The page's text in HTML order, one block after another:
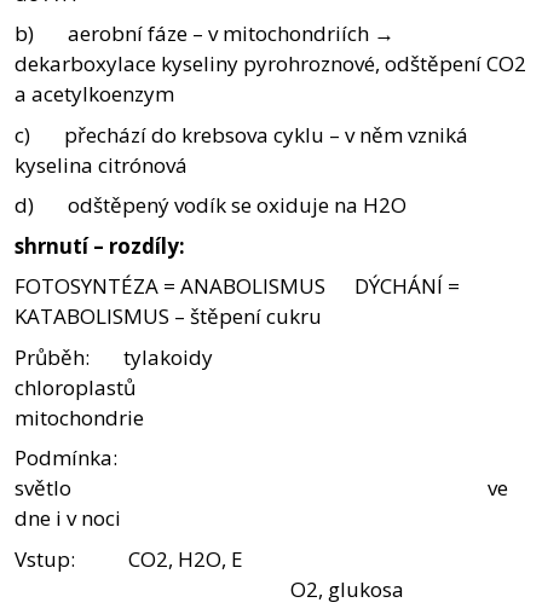
b) aerobní fáze – v mitochondriích →
dekarboxylace kyseliny pyrohroznové, odštěpení CO2
a acetylkoenzym
c) přechází do krebsova cyklu – v něm vzniká
kyselina citrónová
d) odštěpený vodík se oxiduje na H2O
shrnutí – rozdíly:
FOTOSYNTÉZA = ANABOLISMUS DÝCHÁNÍ =
KATABOLISMUS – štěpení cukru
Průběh: tylakoidy
chloroplastů
mitochondrie
Podmínka:
světlo ve
dne i v noci
Vstup: CO2, H2O, E
O2, glukosa